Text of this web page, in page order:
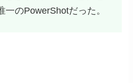
一のPowerShotだった。